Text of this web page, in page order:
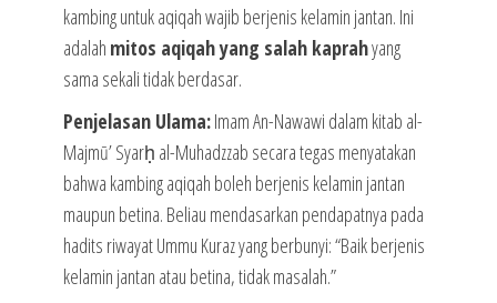
kambing untuk aqiqah wajib berjenis kelamin jantan. Ini
adalah mitos aqiqah yang salah kaprahyang
sama sekali tidak berdasar.
Penjelasan Ulama:Imam An-Nawawi dalam kitab al-
Majmū’ Syarḥ al-Muhadzzab secara tegas menyatakan
bahwa kambing aqiqah boleh berjenis kelamin jantan
maupun betina. Beliau mendasarkan pendapatnya pada
hadits riwayat Ummu Kuraz yang berbunyi: “Baik berjenis
kelamin jantan atau betina, tidak masalah.”